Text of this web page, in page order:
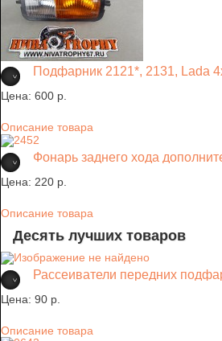
Подфарник 2121*, 2131, Lada
Цена: 600 p.
Описание товара
Фонарь заднего хода
Цена: 220 p.
Описание товара
Десять лучших товаров
Рассеиватели передних
Цена: 90 p.
Описание товара